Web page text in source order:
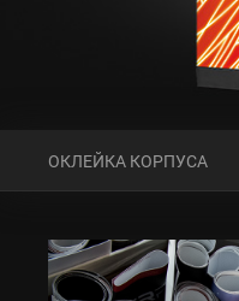
ОКЛЕЙКА КОРПУСА